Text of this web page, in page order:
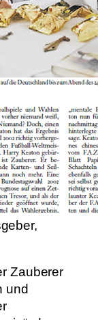
Zauberer
und